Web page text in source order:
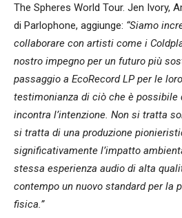
The Spheres World Tour. Jen Ivory,
di Parlophone, aggiunge: “Siamo
collaborare con artisti come i
nostro impegno per un futuro più
passaggio a EcoRecord LP per le
testimonianza di ciò che è possibile
incontra l’intenzione. Non si tratta
si tratta di una produzione
significativamente l’impatto
stessa esperienza audio di alta
contempo un nuovo standard per la
fisica.”